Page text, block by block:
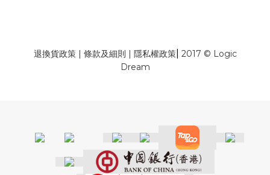
退換貨政策| 條款及細則 | 隱私權政策| 2017 © Logic
Dream